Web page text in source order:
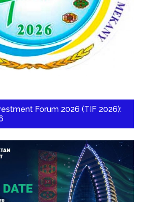
Forum 2026 (TIF 2026):